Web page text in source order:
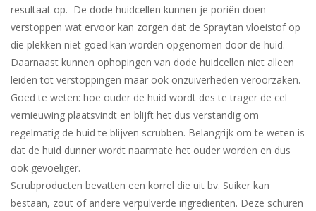
resultaat op. De dode huidcellen kunnen je poriën doen
verstoppen wat ervoor kan zorgen dat de Spraytan vloeistof op
die plekken niet goed kan worden opgenomen door de huid.
Daarnaast kunnen ophopingen van dode huidcellen niet alleen
leiden tot verstoppingen maar ook onzuiverheden veroorzaken.
Goed te weten: hoe ouder de huid wordt des te trager de cel
vernieuwing plaatsvindt en blijft het dus verstandig om
regelmatig de huid te blijven scrubben. Belangrijk om te weten is
dat de huid dunner wordt naarmate het ouder worden en dus
ook gevoeliger.
Scrubproducten bevatten een korrel die uit bv. Suiker kan
bestaan, zout of andere verpulverde ingrediënten. Deze schuren